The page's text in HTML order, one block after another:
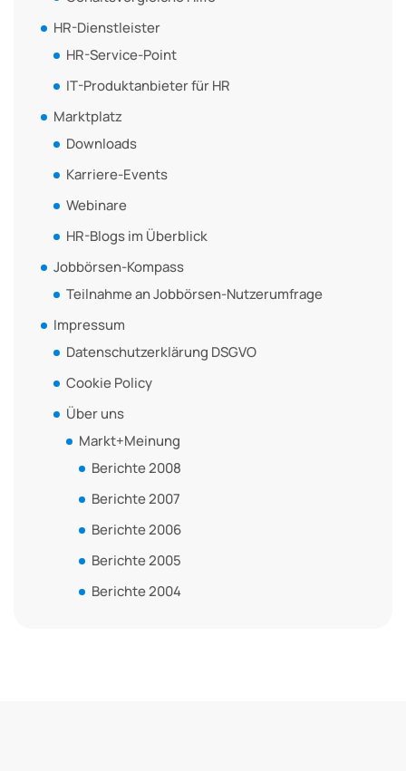
HR-Dienstleister
HR-Service-Point
IT-Produktanbieter für HR
Marktplatz
Downloads
Karriere-Events
Webinare
HR-Blogs im Überblick
Jobbörsen-Kompass
Teilnahme an Jobbörsen-Nutzerumfrage
Impressum
Datenschutzerklärung DSGVO
Cookie Policy
Über uns
Markt+Meinung
Berichte 2008
Berichte 2007
Berichte 2006
Berichte 2005
Berichte 2004